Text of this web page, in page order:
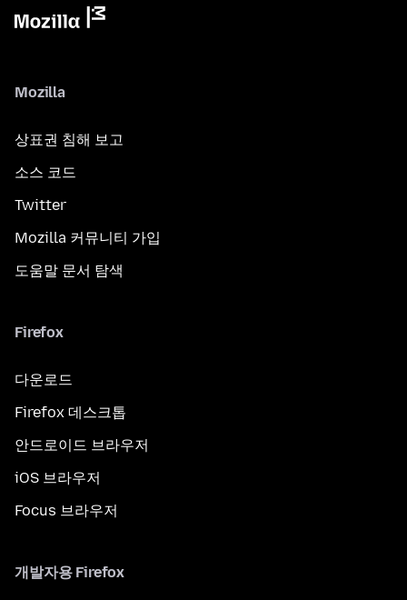
Mozilla
상표권 침해 보고
소스 코드
Twitter
Mozilla 커뮤니티 가입
도움말 문서 탐색
Firefox
다운로드
Firefox 데스크톱
안드로이드 브라우저
iOS 브라우저
Focus 브라우저
개발자용 Firefox